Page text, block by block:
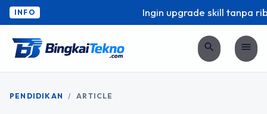
INFO Ingin upgrade skill tanpa
search menu
PENDIDIKAN / ARTICLE